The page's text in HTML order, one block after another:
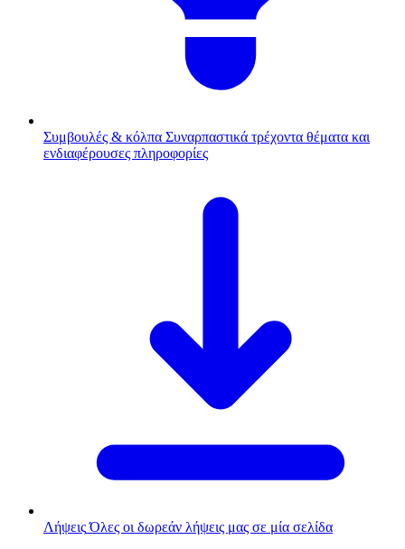
Συμβουλές & κόλπα Συναρπαστικά τρέχοντα θέματα και
ενδιαφέρουσες πληροφορίες
Λήψεις Όλες οι δωρεάν λήψεις μας σε μία σελίδα